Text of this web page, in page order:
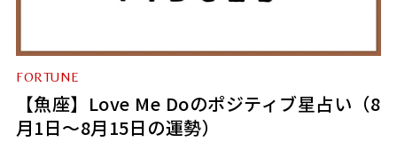
FORTUNE
【魚座】Love Me Doのポジティブ星占い（8
月1日～8月15日の運勢）